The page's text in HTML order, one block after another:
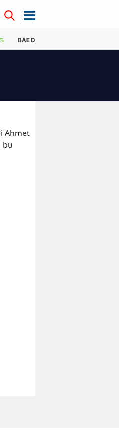
Dünya
BAE DIRHEMI
Ahmet
bu